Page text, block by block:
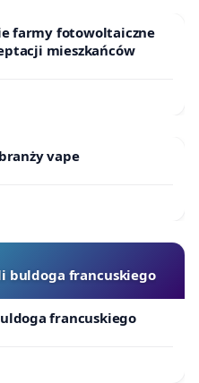
farmy fotowoltaiczne
mieszkańców
vape
buldoga francuskiego
francuskiego